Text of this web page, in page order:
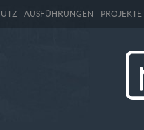
AUSFÜHRUNGEN PROJEKTE